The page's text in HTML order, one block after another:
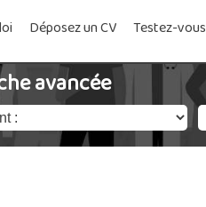
Déposez un CV Testez-vous
avancée